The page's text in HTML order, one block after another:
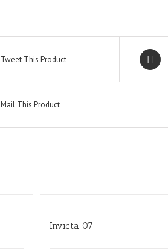
Tweet This Product
Mail This Product
Invicta 07